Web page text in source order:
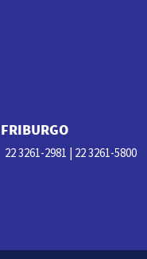
FRIBURGO
22 3261-2981 | 22 3261-5800